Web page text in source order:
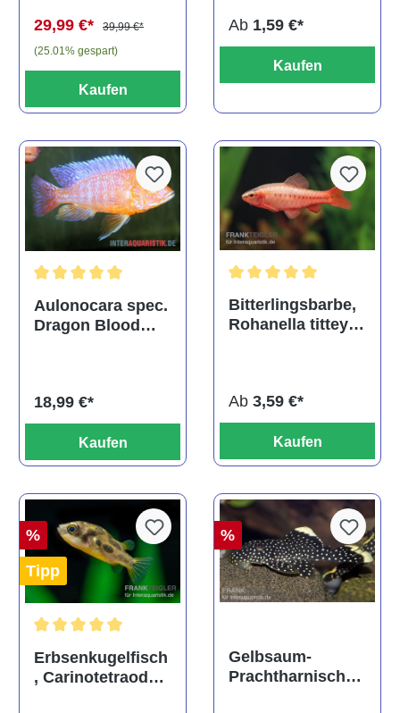
29,99 €*
39,99 €*
(25.01% gespart)
Kaufen
Ab 1,59 €*
Kaufen
Durchschnittliche Bewertung von 5 von 5 Sternen
Aulonocara spec.
Dragon Blood
18,99 €*
Kaufen
Bitterlingsbarbe,
Rohanella titteya,
Ab 3,59 €*
Kaufen
%
Tipp
Durchschnittliche Bewertung von 5 von 5 Sternen
Erbsenkugelfisch
, Carinotetraodon
%
Gelbsaum-
Prachtharnischw